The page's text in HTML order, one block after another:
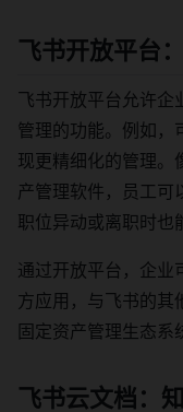
飞书开放平台
飞书开放平台允许企
管理的功能。例如，
现更精细化的管理。
产管理软件，员工可
职位异动或离职时也
通过开放平台，企业
方应用，与飞书的其
固定资产管理生态系
飞书云文档：